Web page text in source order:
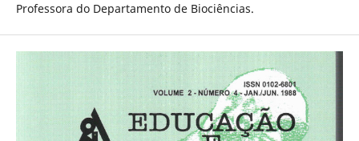
Professora do Departamento de Biociências.